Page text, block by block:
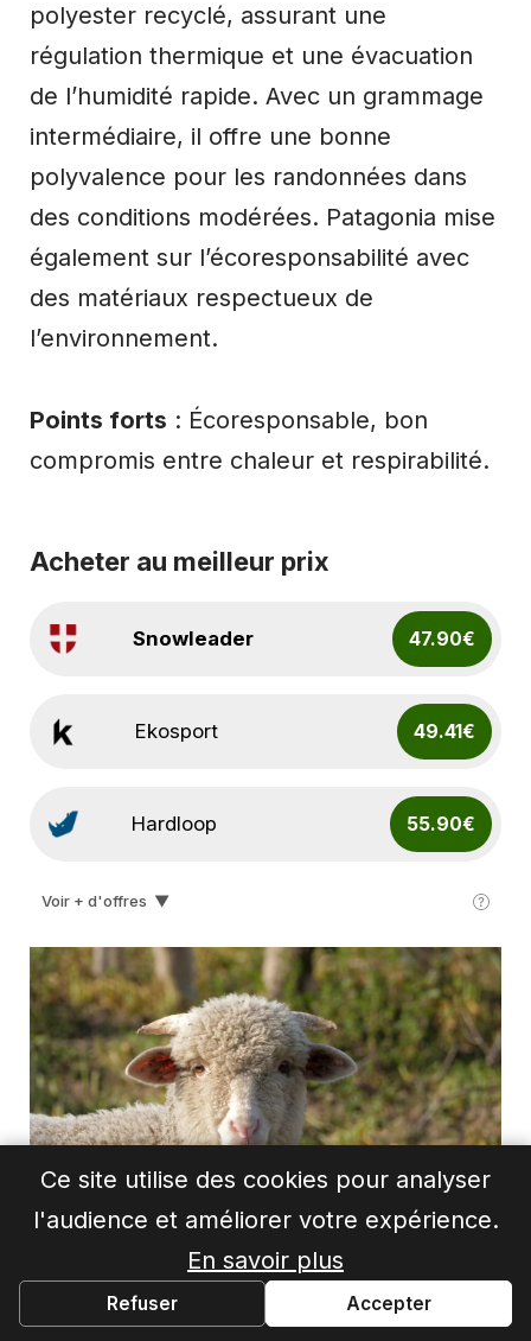
polyester recyclé, assurant une
régulation thermique et une évacuation
de l’humidité rapide. Avec un grammage
intermédiaire, il offre une bonne
polyvalence pour les randonnées dans
des conditions modérées. Patagonia mise
également sur l’écoresponsabilité avec
des matériaux respectueux de
l’environnement.
Points forts : Écoresponsable, bon
compromis entre chaleur et respirabilité.
Acheter au meilleur prix
Snowleader 47.90€
Ekosport 49.41€
Hardloop 55.90€
Voir + d'offres ▼
Pourquoi la laine mérinos est
Ce site utilise des cookies pour analyser
l'audience et améliorer votre expérience.
En savoir plus
Refuser Accepter